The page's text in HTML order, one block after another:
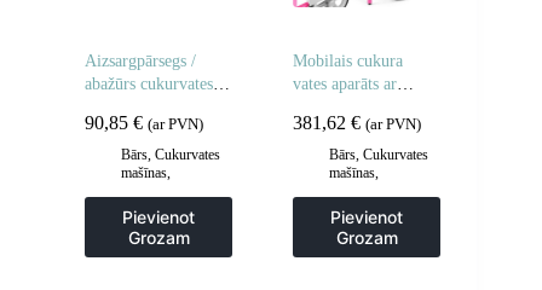
Aizsargpārsegs /
abažūrs cukurvates
90,85 € (ar PVN)
Bārs, Cukurvates
mašīnas,
Pievienot
Grozam
Mobilais cukura
vates aparāts ar
381,62€ (ar PVN)
Bārs,Cukurvates
mašīnas,
Pievienot
Grozam